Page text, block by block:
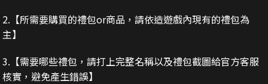
2. 【所需要購買的禮包or商品，請依造遊戲內現有的禮包為
主】
3. 【需要哪些禮包，請打上完整名稱以及禮包截圖給官方客服
核實，避免產生錯誤】